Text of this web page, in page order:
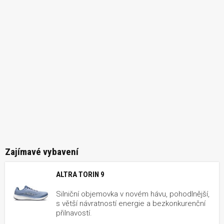
Zajímavé vybavení
ALTRA TORIN 9
Silniční objemovka v novém hávu, pohodlnější,
s větší návratností energie a bezkonkurenční
přilnavostí.